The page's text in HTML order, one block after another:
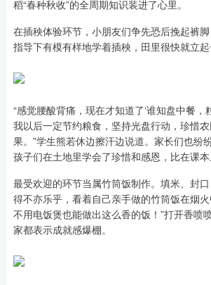
稻“春种秋收”的全周期知识装进了心里。
在插秧体验环节，小朋友们争先恐后挽起裤
指导下有模有样地学着插秧，田里很快就立起
“感觉腰酸背痛，现在才知道了‘谁知盘中餐，
我以后一定节约粮食，坚持光盘行动，珍惜
果。”学生熊若休边擦汗边说道。家长们也纷
孩子们在土地里学会了珍惜和感恩，比在课本
最受欢迎的环节当属竹筒饭制作。填米、封
得不亦乐乎，看着自己亲手做的竹筒饭在烟
不用电饭煲也能做出这么香的饭！”打开香喷
家都表示成就感爆棚。